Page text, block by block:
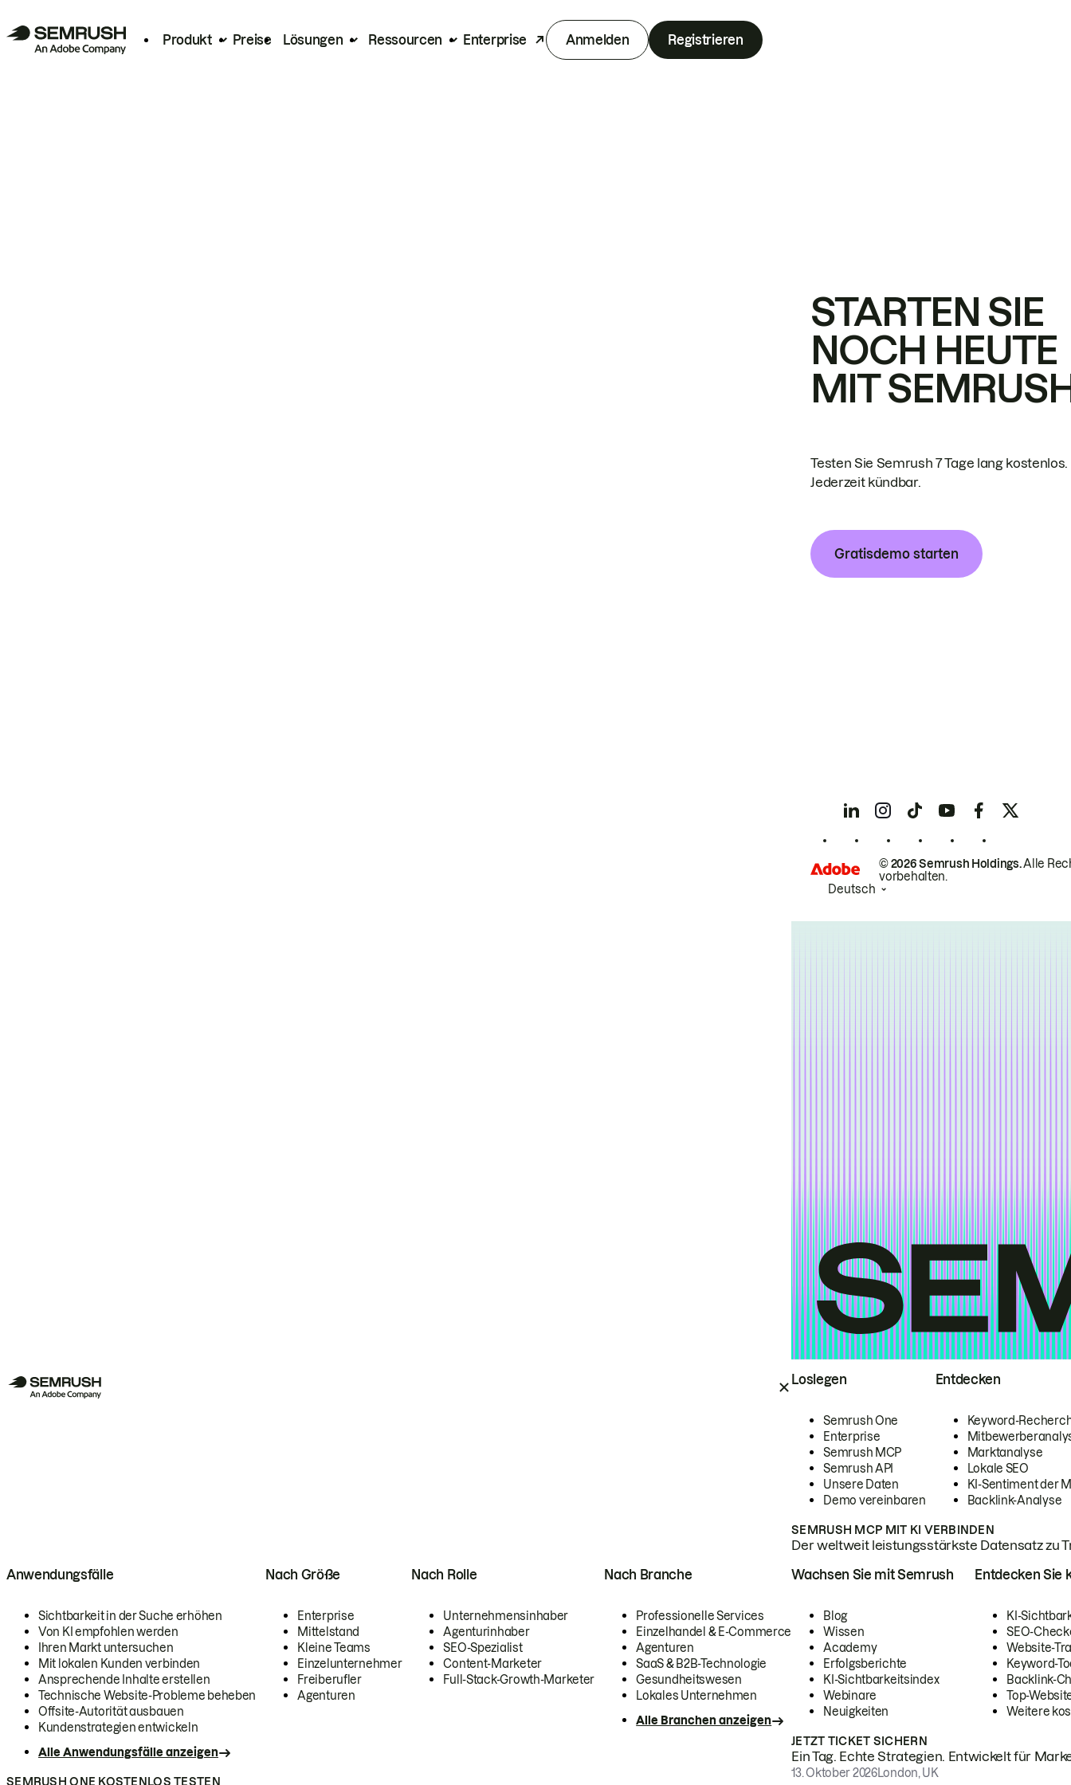
Produkt Preise Lösungen Ressourcen Enterprise Anmelden Registrieren
Loslegen
Semrush One
Enterprise
Semrush MCP
Semrush API
Unsere Daten
Demo vereinbaren
Entdecken
Keyword-
Marktanalyse
Lokale SEO
KI-Sentiment der
Backlink-Analyse
SEMRUSH MCP MIT KI VERBINDEN
Der weltweit leistungsstärkste Datensatz zu
Anwendungsfälle
Sichtbarkeit in der Suche erhöhen
Von KI empfohlen werden
Ihren Markt untersuchen
Mit lokalen Kunden verbinden
Ansprechende Inhalte erstellen
Technische Website-Probleme beheben
Offsite-Autorität ausbauen
Kundenstrategien entwickeln
Alle Anwendungsfälle anzeigen
Nach Größe
Enterprise
Mittelstand
Kleine Teams
Einzelunternehmer
Freiberufler
Agenturen
Nach Rolle
Unternehmensinhaber
Agenturinhaber
SEO-Spezialist
Content-Marketer
Full-Stack-Growth-Marketer
Nach Branche
Professionelle Services
Einzelhandel & E-Commerce
Agenturen
SaaS & B2B-Technologie
Gesundheitswesen
Lokales Unternehmen
Alle Branchen anzeigen
SEMRUSH ONE KOSTENLOS TESTEN
Wachsen Sie mit Semrush
Blog
Wissen
Academy
Erfolgsberichte
KI-Sichtbarkeitsindex
Webinare
Neuigkeiten
Entdecken Sie
KI-
SEO-
Website-
Keyword-
Backlink-
Top-
Weitere
JETZT TICKET SICHERN
Ein Tag. Echte Strategien. Entwickelt für
13. Oktober 2026London, UK
STARTEN SIE
NOCH HEUTE
MIT
Testen Sie Semrush 7 Tage lang kostenlos.
Jederzeit kündbar.
Gratisdemo starten
© 2026 Semrush Holdings.Alle
vorbehalten.
Deutsch